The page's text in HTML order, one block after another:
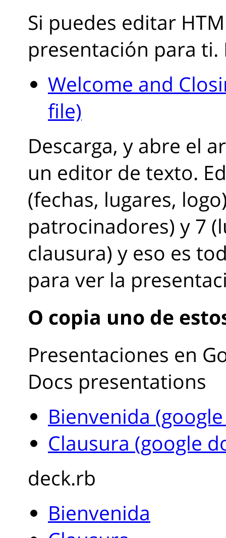
Si puedes editar
presentación para ti.
Welcome and
file)
Descarga, y abre el
un editor de texto.
(fechas, lugares,
patrocinadores) y 7
clausura) y eso es
para ver la
O copia uno de
Presentaciones en
Docs presentations
Bienvenida
Clausura (google
deck.rb
Bienvenida